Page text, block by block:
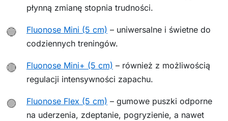
płynną zmianę stopnia trudności.
🔵 Fluonose Mini (5 cm) – uniwersalne i świetne do
codziennych treningów.
🔴 Fluonose Mini+ (5 cm) – również z możliwością
regulacji intensywności zapachu.
🟣 Fluonose Flex (5 cm) – gumowe puszki odporne
na uderzenia, zdeptanie, pogryzienie, a nawet